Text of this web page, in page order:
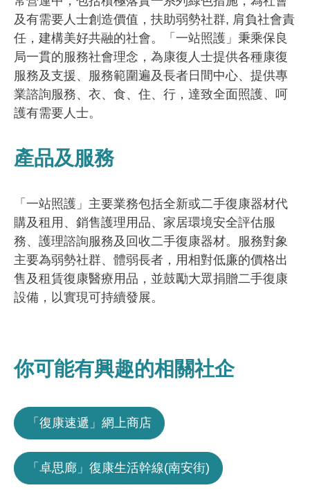
及有需要人士創造價值，扶助弱勢社群, 肩負社會責
任，建構美好共融的社會。「一站照護」秉乘保良
局一貫的服務社會理念，為康復人士提供各種康復
服務及支援、服務範圍遍及長者日間中心、提供專
業諮詢服務、衣、食、住、行，達致全面照護、呵
護有需要人士。
產品及服務
「一站照護」主要業務包括全新或二手復康器材代
購及租用、銷售護理用品、家居環境安全評估服
務、護理諮詢服務及回收二手復康器材。服務對象
主要為弱勢社群、體弱長者，用相對低廉的價格出
售及租賃復康醫療用品，並鼓勵大眾捐贈二手復康
設備，以實現可持續發展。
你可能有興趣的相關社企
「復康速遞」網上商店
「卓思廊」復康生活幹線(南安街)